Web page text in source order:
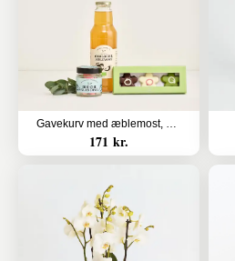
Gavekurv med æblemost, blandede bolcher og marcipanblomster
171 kr.